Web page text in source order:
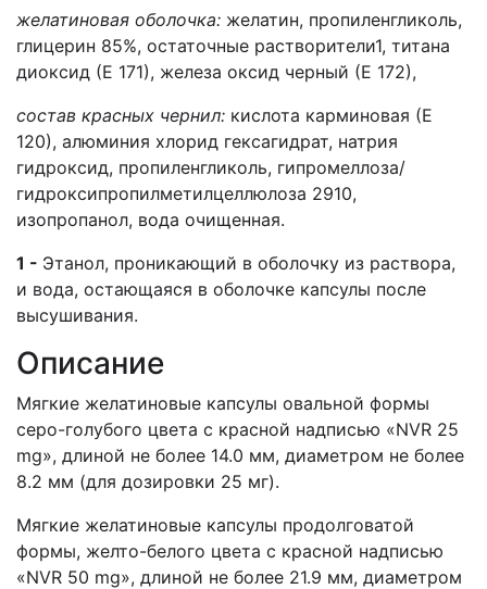
желатиновая оболочка: желатин, пропиленгликоль,
глицерин 85%, остаточные растворители1, титана
диоксид (Е 171), железа оксид черный (Е 172),
состав красных чернил: кислота карминовая (Е
120), алюминия хлорид гексагидрат, натрия
гидроксид, пропиленгликоль, гипромеллоза/
гидроксипропилметилцеллюлоза 2910,
изопропанол, вода очищенная.
1 - Этанол, проникающий в оболочку из раствора,
и вода, остающаяся в оболочке капсулы после
высушивания.
Описание
Мягкие желатиновые капсулы овальной формы
серо-голубого цвета с красной надписью «NVR 25
mg», длиной не более 14.0 мм, диаметром не более
8.2 мм (для дозировки 25 мг).
Мягкие желатиновые капсулы продолговатой
формы, желто-белого цвета с красной надписью
«NVR 50 mg», длиной не более 21.9 мм, диаметром